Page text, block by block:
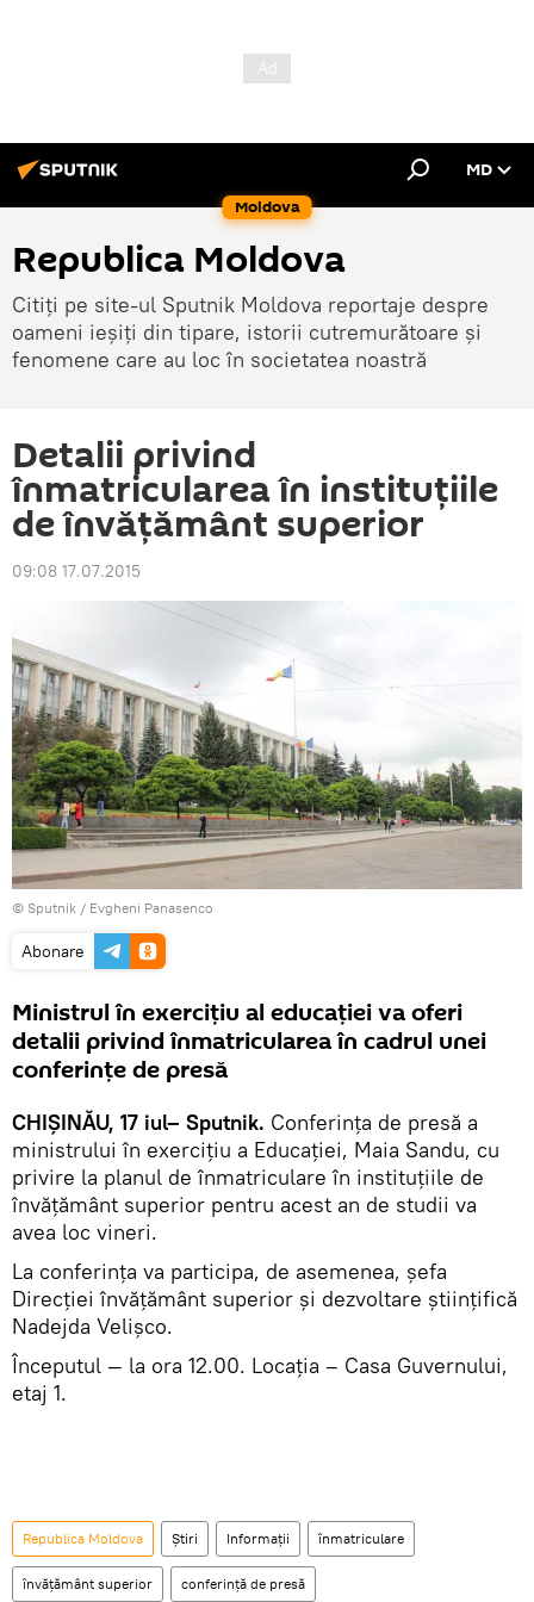
Moldova
MD
Republica Moldova
Citiți pe site-ul Sputnik Moldova reportaje despre
oameni ieșiți din tipare, istorii cutremurătoare și
fenomene care au loc în societatea noastră
Detalii privind
înmatricularea în instituțiile
de învățământ superior
09:08 17.07.2015
© Sputnik / Evgheni Panasenco
Abonare
Ministrul în exerciţiu al educaţiei va oferi
detalii privind înmatricularea în cadrul unei
conferinţe de presă
CHIȘINĂU, 17 iul– Sputnik. Conferința de presă a
ministrului în exerciţiu a Educaţiei, Maia Sandu, cu
privire la planul de înmatriculare în instituțiile de
învățământ superior pentru acest an de studii va
avea loc vineri.
La conferința va participa, de asemenea, șefa
Direcției învățământ superior și dezvoltare științifică
Nadejda Velișco.
Începutul — la ora 12.00. Locația – Casa Guvernului,
etaj 1.
Republica Moldova Știri Informații înmatriculare
învăţământ superior conferinţă de presă